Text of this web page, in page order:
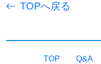
TOPへ戻る
TOP Q&A